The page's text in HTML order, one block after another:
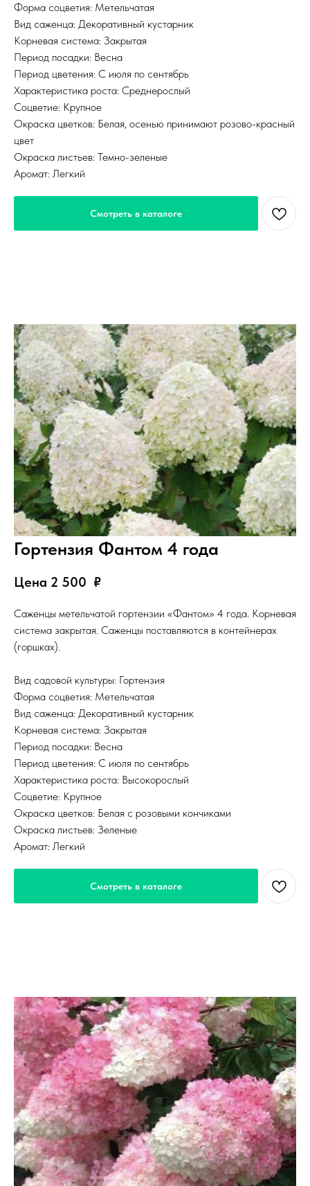
Форма соцветия: Метельчатая
Вид саженца: Декоративный кустарник
Корневая система: Закрытая
Период посадки: Весна
Период цветения: С июля по сентябрь
Характеристика роста: Среднерослый
Соцветие: Крупное
Окраска цветков: Белая, осенью принимают розово-красный
цвет
Окраска листьев: Темно-зеленые
Аромат: Легкий
Смотреть в каталоге
Гортензия Фантом 4 года
Цена 2 500 ₽
Саженцы метельчатой гортензии «Фантом» 4 года. Корневая
система закрытая. Саженцы поставляются в контейнерах
(горшках).
Вид садовой культуры: Гортензия
Форма соцветия: Метельчатая
Вид саженца: Декоративный кустарник
Корневая система: Закрытая
Период посадки: Весна
Период цветения: С июля по сентябрь
Характеристика роста: Высокорослый
Соцветие: Крупное
Окраска цветков: Белая с розовыми кончиками
Окраска листьев: Зеленые
Аромат: Легкий
Смотреть в каталоге